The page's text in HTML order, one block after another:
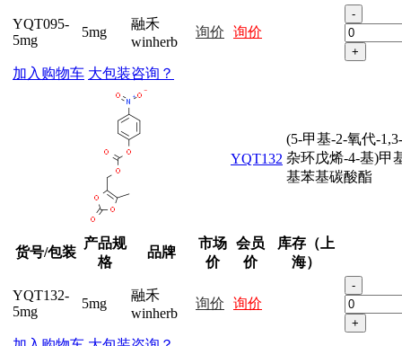
YQT095-
5mg
5mg
融禾
winherb
询价 询价
-
+
加入购物车 大包装咨询？
YQT132
(5-甲基-2-氧代-
杂环戊烯-4-基)甲
基苯基碳酸酯
货号/包装
产品规
格
品牌
市场
价
会员
价
库存（上
海）
YQT132-
5mg
5mg
融禾
winherb
询价 询价
-
+